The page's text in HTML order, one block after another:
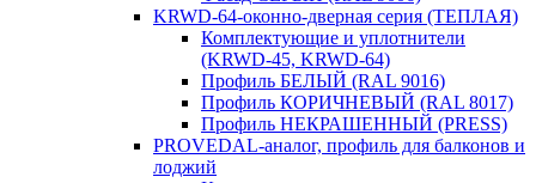
KRWD-64-оконно-дверная серия (ТЕПЛАЯ)
Комплектующие и уплотнители
(KRWD-45, KRWD-64)
Профиль БЕЛЫЙ (RAL 9016)
Профиль КОРИЧНЕВЫЙ (RAL 8017)
Профиль НЕКРАШЕННЫЙ (PRESS)
PROVEDAL-аналог, профиль для балконов и
лоджий